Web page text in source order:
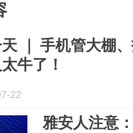
｜ 手机管大棚
牛了！
22
雅安人注意